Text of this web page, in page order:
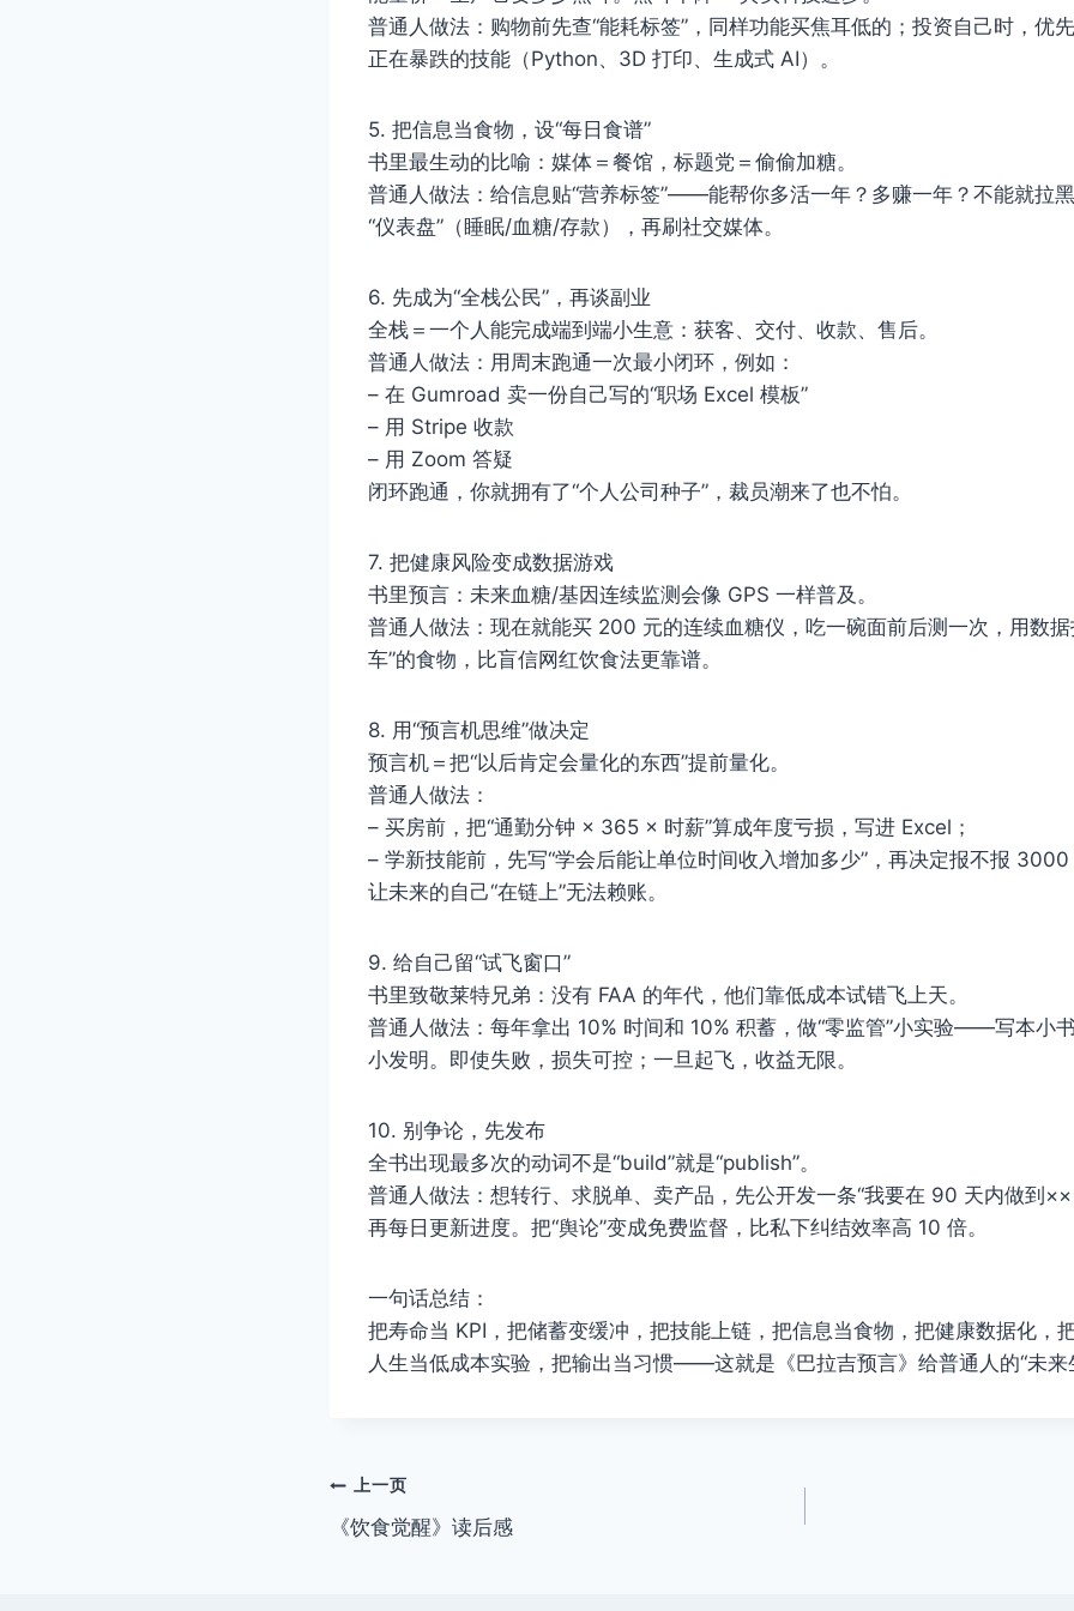
普通人做法：购物前先查“能耗标签”，同样功能买焦耳低的；投资自己时，优
正在暴跌的技能（Python、3D 打印、生成式 AI）。
5. 把信息当食物，设“每日食谱”
书里最生动的比喻：媒体＝餐馆，标题党＝偷偷加糖。
普通人做法：给信息贴“营养标签”——能帮你多活一年？多赚一年？不能就拉
“仪表盘”（睡眠/血糖/存款），再刷社交媒体。
6. 先成为“全栈公民”，再谈副业
全栈＝一个人能完成端到端小生意：获客、交付、收款、售后。
普通人做法：用周末跑通一次最小闭环，例如：
– 在 Gumroad 卖一份自己写的“职场 Excel 模板”
– 用 Stripe 收款
– 用 Zoom 答疑
闭环跑通，你就拥有了“个人公司种子”，裁员潮来了也不怕。
7. 把健康风险变成数据游戏
书里预言：未来血糖/基因连续监测会像 GPS 一样普及。
普通人做法：现在就能买 200 元的连续血糖仪，吃一碗面前后测一次，用数
车”的食物，比盲信网红饮食法更靠谱。
8. 用“预言机思维”做决定
预言机＝把“以后肯定会量化的东西”提前量化。
普通人做法：
– 买房前，把“通勤分钟 × 365 × 时薪”算成年度亏损，写进 Excel；
– 学新技能前，先写“学会后能让单位时间收入增加多少”，再决定报不报
让未来的自己“在链上”无法赖账。
9. 给自己留“试飞窗口”
书里致敬莱特兄弟：没有 FAA 的年代，他们靠低成本试错飞上天。
普通人做法：每年拿出 10% 时间和 10% 积蓄，做“零监管”小实验——写本小
小发明。即使失败，损失可控；一旦起飞，收益无限。
10. 别争论，先发布
全书出现最多次的动词不是“build”就是“publish”。
普通人做法：想转行、求脱单、卖产品，先公开发一条“我要在 90 天内做到
再每日更新进度。把“舆论”变成免费监督，比私下纠结效率高 10 倍。
一句话总结：
把寿命当 KPI，把储蓄变缓冲，把技能上链，把信息当食物，把健康数据化，
人生当低成本实验，把输出当习惯——这就是《巴拉吉预言》给普通人的“未来
文
章
上一页
《饮食觉醒》读后感